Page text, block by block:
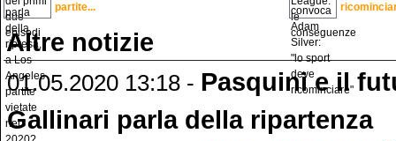
partite...
Altre notizie
01.05.2020 13:18 - Pasquini e il
Gallinari parla della ripartenza